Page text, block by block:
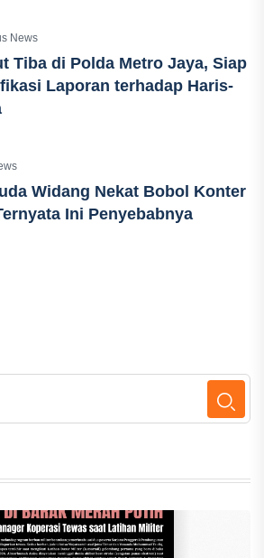
News
Tiba di Polda Metro Jaya, Siap
Laporan terhadap Haris-
Widang Nekat Bobol Konter
Ini Penyebabnya